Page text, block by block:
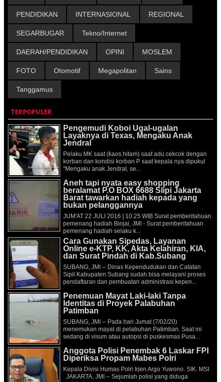
PENDIDIKAN INTERNASIONAL REGIONAL
SEGARBUGAR Tekno/Internet
DAERAH/PENDIDIKAN OPINI MOSLEM
FOTO Otomotif Megapolitan Sains
Tanggamus
TERPOPULER
Pengemudi Koboi Ugal-ugalan
Layaknya di Texas, Mengaku Anak
Jendral
Pelaku MK saat (kaos hitam) saat adu cekcok dengan
korban dan kondisi korban P saat kepala nya dipukul
"Mengaku anak Jendral, se...
Aneh tapi nyata easy shopping
beralamat P.O BOX 6688 Slipi Jakarta
Barat tawarkan hadiah kepada yang
bukan pelanggannya
JUM'AT 22 JULI 2016 | 10:25 WIB Surat pemberitahuan
pemenang hadiah Binjai, JMI - Surat pemberitahuan
pemenang hadiah selaku k...
Cara Gunakan Sipedas, Layanan
Online e-KTP, KK, Akta Kelahiran, KIA,
dan Surat Pindah di Kab.Subang
SUBANG, JMI -- Dinas Kependudukan dan Catatan
Sipil Kabupaten Subang sudah bisa melayani proses
pendaftaran dan pembuatan administrasi kepen...
Penemuan Mayat Laki-laki Tanpa
Identitas di Proyek Palabuhan
Patimban
SUBANG, JMI -- Pada hari Jumat (7/02/20)
menemukan mayat di pelabuhan Patimban. Saat ini
sedang di visum atau autopsi di puskesmas Pusa...
Anggota Polisi Penembak 6 Laskar FPI
Diperiksa Propam Mabes Polri
Kepala Divisi Humas Polri Irjen Argo Yuwono. SIK. MSI
JAKARTA, JMI -- Sejumlah polisi yang diduga